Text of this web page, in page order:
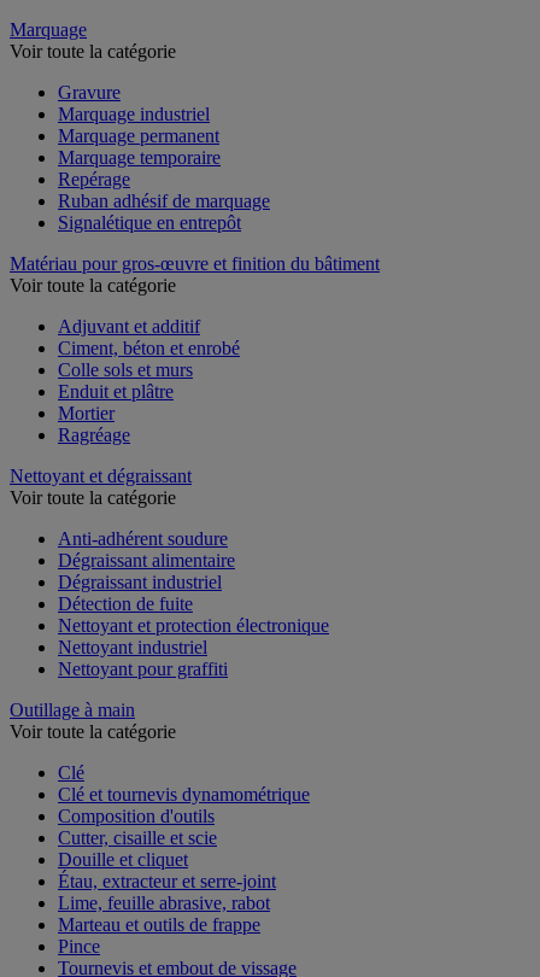
Marquage
Voir toute la catégorie
Gravure
Marquage industriel
Marquage permanent
Marquage temporaire
Repérage
Ruban adhésif de marquage
Signalétique en entrepôt
Matériau pour gros-œuvre et finition du bâtiment
Voir toute la catégorie
Adjuvant et additif
Ciment, béton et enrobé
Colle sols et murs
Enduit et plâtre
Mortier
Ragréage
Nettoyant et dégraissant
Voir toute la catégorie
Anti-adhérent soudure
Dégraissant alimentaire
Dégraissant industriel
Détection de fuite
Nettoyant et protection électronique
Nettoyant industriel
Nettoyant pour graffiti
Outillage à main
Voir toute la catégorie
Clé
Clé et tournevis dynamométrique
Composition d'outils
Cutter, cisaille et scie
Douille et cliquet
Étau, extracteur et serre-joint
Lime, feuille abrasive, rabot
Marteau et outils de frappe
Pince
Tournevis et embout de vissage